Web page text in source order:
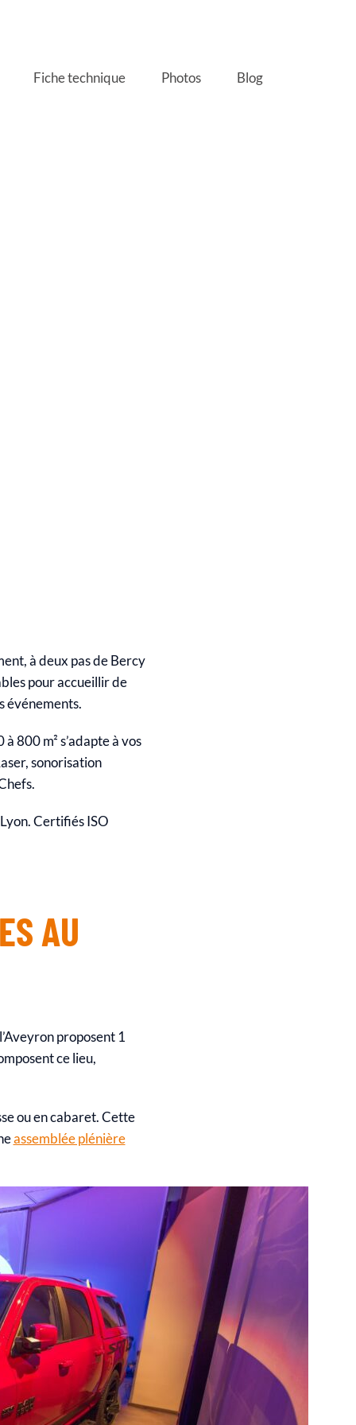
Fiche technique Photos Blog
à deux pas de Bercy
pour accueillir de
événements.
800 m² s’adapte à vos
sonorisation
Certifiés ISO
AU
proposent 1
ce lieu,
ou en cabaret. Cette
assemblée plénière